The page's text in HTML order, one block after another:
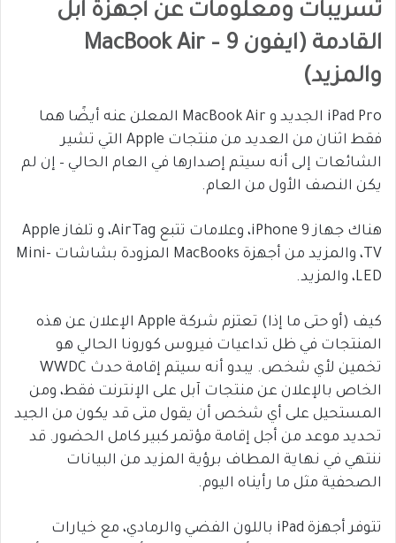
تسريبات ومعلومات عن أجهزة آبل
القادمة (ايفون 9 – MacBook Air
والمزيد)
iPad Pro الجديد و MacBook Air المعلن عنه أيضًا هما
فقط اثنان من العديد من منتجات Apple التي تشير
الشائعات إلى أنه سيتم إصدارها في العام الحالي – إن لم
يكن النصف الأول من العام.
هناك جهاز iPhone 9، وعلامات تتبع AirTag، و تلفاز Apple
TV، والمزيد من أجهزة MacBooks المزودة بشاشات Mini-
LED، والمزيد.
كيف (أو حتى ما إذا) تعتزم شركة Apple الإعلان عن هذه
المنتجات في ظل تداعيات فيروس كورونا الحالي هو
تخمين لأي شخص. يبدو أنه سيتم إقامة حدث WWDC
الخاص بالإعلان عن منتجات آبل على الإنترنت فقط، ومن
المستحيل على أي شخص أن يقول متى قد يكون من الجيد
تحديد موعد من أجل إقامة مؤتمر كبير كامل الحضور. قد
ننتهي في نهاية المطاف برؤية المزيد من البيانات
الصحفية مثل ما رأيناه اليوم.
تتوفر أجهزة iPad باللون الفضي والرمادي، مع خيارات